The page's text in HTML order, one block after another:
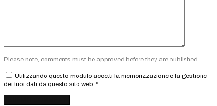
Please note, comments must be approved before they are published
Utilizzando questo modulo accetti la memorizzazione e la gestione
dei tuoi dati da questo sito web. *